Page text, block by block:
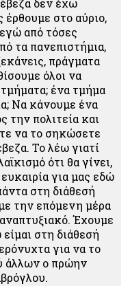
δεν έχω
στο αύριο,
από τόσες
τα πανεπιστήμια,
πράγματα
όλοι να
ένα τμήμα
Να κάνουμε ένα
την πολιτεία και
να το σηκώσετε
Το λέω γιατί
ότι θα γίνει,
για μας εδώ
στη διάθεσή
την επόμενη μέρα
Έχουμε
στη διάθεσή
για να το
άλλων ο πρώην